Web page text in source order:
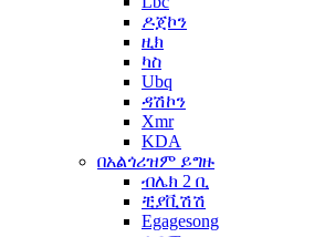
ዶጀኮን
ዚክ
ካስ
Ubq
ዳሽኮን
Xmr
KDA
በአልጎሪዝም ይግዙ
ብሌክ 2 ቢ
ቺያቪሽሽ
Egagesong